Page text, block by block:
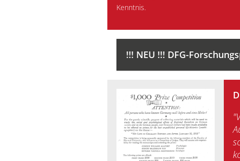
Kenntnis.
!!! NEU !!! DFG-